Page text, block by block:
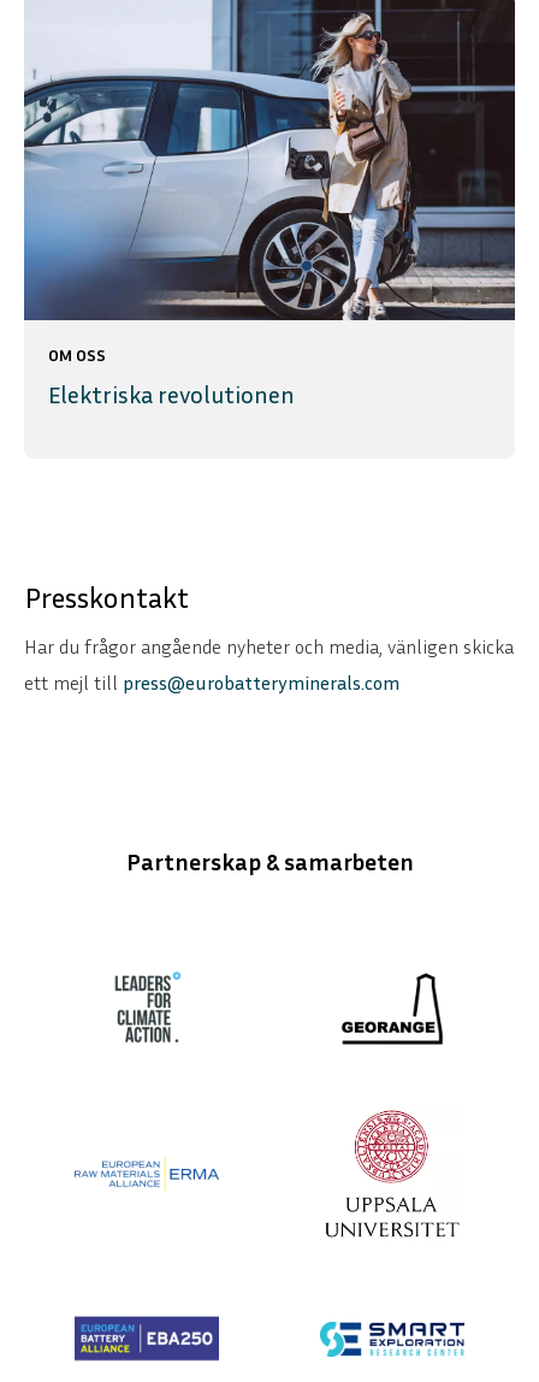
OM OSS
Elektriska revolutionen
Presskontakt
Har du frågor angående nyheter och media, vänligen skicka
ett mejl till press@eurobatteryminerals.com
Partnerskap & samarbeten